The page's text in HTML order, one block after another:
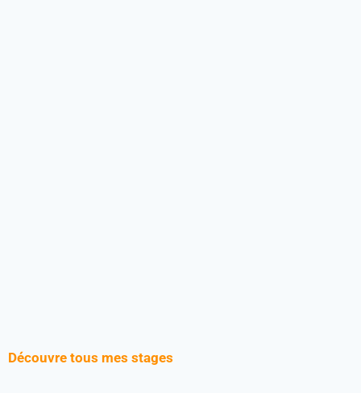
Découvre tous mes stages